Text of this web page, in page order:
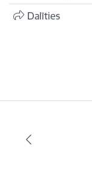
Dalīties